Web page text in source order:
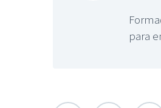
para